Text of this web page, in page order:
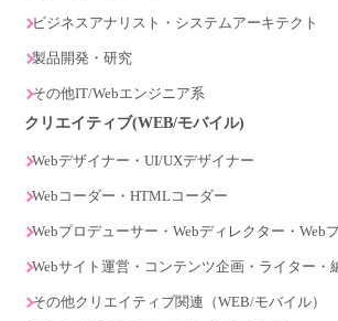
ビジネスアナリスト・システムアーキテクト
製品開発・研究
その他IT/Webエンジニア系
クリエイティブ(WEB/モバイル)
Webデザイナー・UI/UXデザイナー
Webコーダー・HTMLコーダー
Webプロデューサー・Webディレクター・Web
Webサイト運営・コンテンツ企画・ライター・
その他クリエイティブ関連（WEB/モバイル）